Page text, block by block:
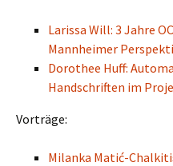
Larissa Will: 3 Jahre
Mannheimer
Dorothee Huff:
Handschriften im
Vorträge:
Milanka Matić-